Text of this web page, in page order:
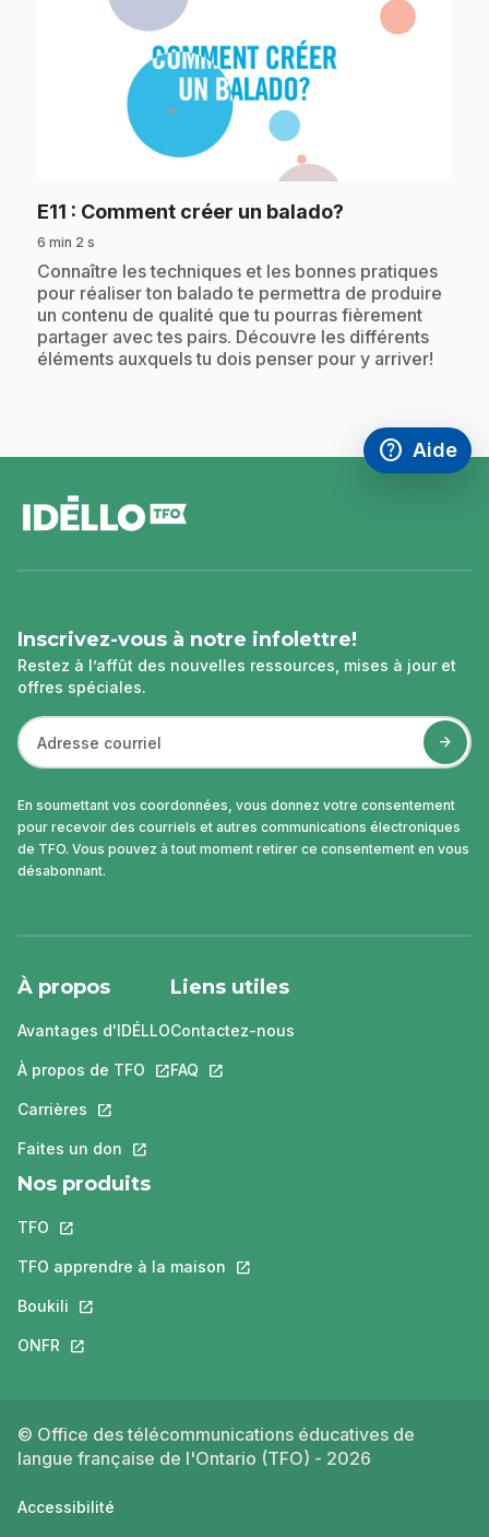
E11 : Comment créer un balado?
6 min 2 s
.Connaître les techniques et les bonnes pratiques
pour réaliser ton balado te permettra de produire
un contenu de qualité que tu pourras fièrement
partager avec tes pairs. Découvre les différents
éléments auxquels tu dois penser pour y arriver!
help
Accéder à
Aide
,Ce lien
de
page
Inscrivez-vous à notre infolettre!
Restez à l’affût des nouvelles ressources, mises à jour et
offres spéciales.
En soumettant vos coordonnées, vous donnez votre consentement
pour recevoir des courriels et autres communications électroniques
de TFO. Vous pouvez à tout moment retirer ce consentement en vous
désabonnant.
À propos
Avantages d'IDÉLLO
À propos de TFO Ce lien s'ouvrira dans un nouvel onglet.
Carrières Ce lien s'ouvrira dans un nouvel onglet.
Faites un don Ce lien s'ouvrira dans un nouvel onglet.
Liens utiles
Contactez-nous
FAQ Ce lien s'ouvrira dans un nouvel
Nos produits
TFO Ce lien s'ouvrira dans un nouvel onglet.
TFO apprendre à la maison Ce lien s'ouvrira dans un nouvel
Boukili Ce lien s'ouvrira dans un nouvel onglet.
ONFR Ce lien s'ouvrira dans un nouvel onglet.
© Office des télécommunications éducatives de
langue française de l'Ontario (TFO) - 2026
Accessibilité